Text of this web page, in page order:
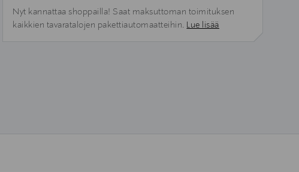
Nyt kannattaa shoppailla! Saat maksuttoman toimituksen
kaikkien tavaratalojen pakettiautomaatteihin. Lue lisää